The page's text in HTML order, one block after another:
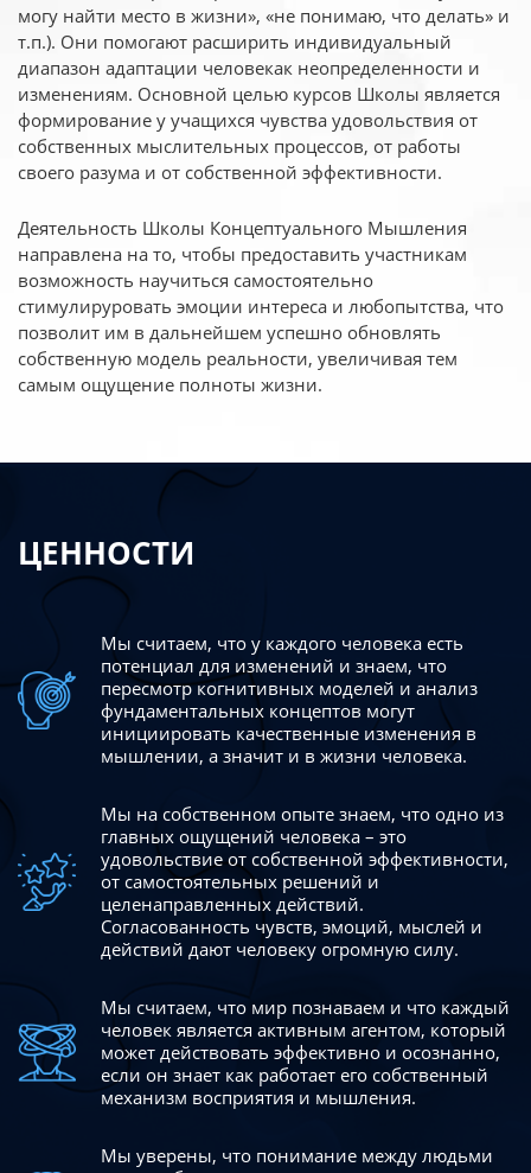
могу найти место в жизни», «не понимаю, что делать» и
т.п.). Они помогают расширить индивидуальный
диапазон адаптации человекак неопределенности и
изменениям. Основной целью курсов Школы является
формирование у учащихся чувства удовольствия от
собственных мыслительных процессов, от работы
своего разума и от собственной эффективности.
Деятельность Школы Концептуального Мышления
направлена на то, чтобы предоставить участникам
возможность научиться самостоятельно
стимулируровать эмоции интереса и любопытства, что
позволит им в дальнейшем успешно обновлять
собственную модель реальности, увеличивая тем
самым ощущение полноты жизни.
ЦЕННОСТИ
Мы считаем, что у каждого человека есть
потенциал для изменений и знаем, что
пересмотр когнитивных моделей и анализ
фундаментальных концептов могут
инициировать качественные изменения в
мышлении, а значит и в жизни человека.
Мы на собственном опыте знаем, что одно из
главных ощущений человека – это
удовольствие от собственной эффективности,
от самостоятельных решений и
целенаправленных действий.
Согласованность чувств, эмоций, мыслей и
действий дают человеку огромную силу.
Мы считаем, что мир познаваем и что каждый
человек является активным агентом, который
может действовать эффективно и осознанно,
если он знает как работает его собственный
механизм восприятия и мышления.
Мы уверены, что понимание между людьми